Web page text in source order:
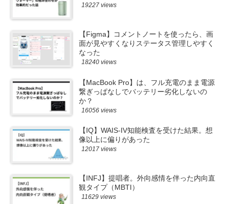
19227 views
【Figma】コメントノートを使ったら、画
面が見やすくなりステータス管理しやすく
なった
18240 views
【MacBook Pro】は、フル充電のまま電源
繋ぎっぱなしでバッテリー劣化しないの
か？
16056 views
【IQ】WAIS-IV知能検査を受けた結果。想
像以上に偏りがあった
12017 views
【INFJ】提唱者。外向感情を伴った内向直
観タイプ（MBTI）
11629 views